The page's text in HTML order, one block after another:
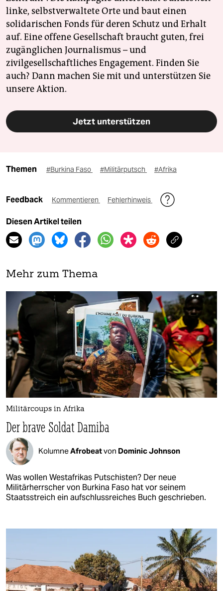
linke, selbstverwaltete Orte und baut einen
solidarischen Fonds für deren Schutz und Erhalt
auf. Eine offene Gesellschaft braucht guten, frei
zugänglichen Journalismus – und
zivilgesellschaftliches Engagement. Finden Sie
auch? Dann machen Sie mit und unterstützen Sie
unsere Aktion.
Jetzt unterstützen
Themen #Burkina Faso #Militärputsch #Afrika
Feedback Kommentieren Fehlerhinweis
Diesen Artikel teilen
Mehr zum Thema
Militärcoups in Afrika
Der brave Soldat Damiba
KolumneAfrobeatvon Dominic Johnson
Was wollen Westafrikas Putschisten? Der neue
Militärherrscher von Burkina Faso hat vor seinem
Staatsstreich ein aufschlussreiches Buch geschrieben.